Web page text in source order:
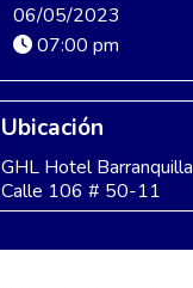
06/05/2023
07:00 pm
Ubicación
GHL Hotel Barranquilla
Calle 106 # 50-11